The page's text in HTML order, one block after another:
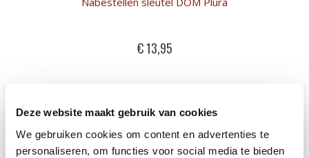
Deze website maakt gebruik van cookies
We gebruiken cookies om content en advertenties te
personaliseren, om functies voor social media te bieden
€ 13,95